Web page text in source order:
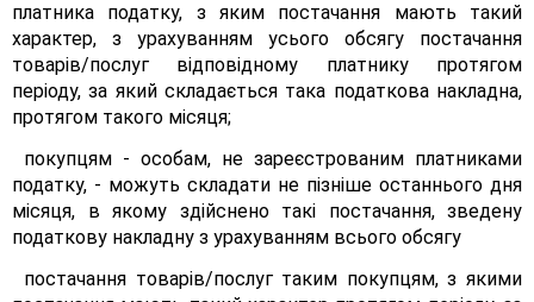
платника податку, з яким постачання мають такий
характер, з урахуванням усього обсягу постачання
товарів/послуг відповідному платнику протягом
періоду, за який складається така податкова накладна,
протягом такого місяця;
покупцям - особам, не зареєстрованим платниками
податку, - можуть складати не пізніше останнього дня
місяця, в якому здійснено такі постачання, зведену
податкову накладну з урахуванням всього обсягу
постачання товарів/послуг таким покупцям, з якими